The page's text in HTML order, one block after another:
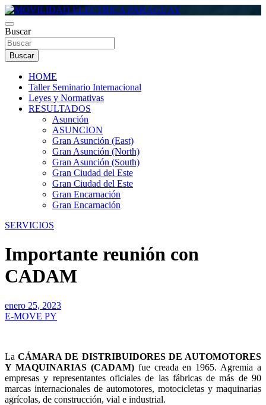
Saltar
al
contenido
MOVILIDAD ELECTRICA PARAGUAY
Buscar
Buscar
HOME
Taller Seminario Internacional
Leyes y Normativas
RESULTADOS
Asunción
ASUNCION
Gran Asunción (East)
Gran Asunción (North)
Gran Asunción (South)
Gran Ciudad del Este
Gran Ciudad del Este
Gran Encarnación
Gran Encarnación
SERVICIOS
Importante reunión con
CADAM
enero 25, 2023
E-MOVE PY
LaCÁMARA DE DISTRIBUIDORES DE AUTOMOTORES
Y MAQUINARIAS (CADAM)fue creada en 1965. Agremia a
empresas y representantes oficiales de las fábricas de más de 90
marcas internacionales de automotores, motocicletas y maquinarias
agrícolas, de construcción, vial e industrial.